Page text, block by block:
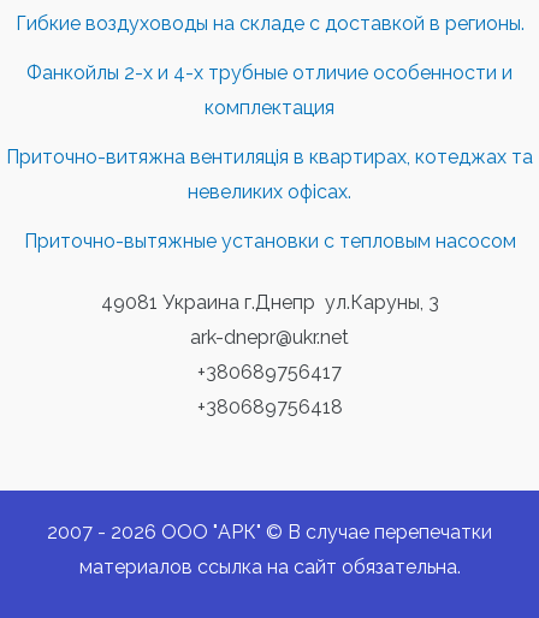
Гибкие воздуховоды на складе с доставкой в регионы.
Фанкойлы 2-х и 4-х трубные отличие особенности и
комплектация
Приточно-витяжна вентиляція в квартирах, котеджах та
невеликих офісах.
Приточно-вытяжные установки с тепловым насосом
49081 Украина г.Днепр ул.Каруны, 3
ark-dnepr@ukr.net
+380689756417
+380689756418
2007 - 2026 ООО "АРК" © В случае перепечатки
материалов ссылка на сайт обязательна.